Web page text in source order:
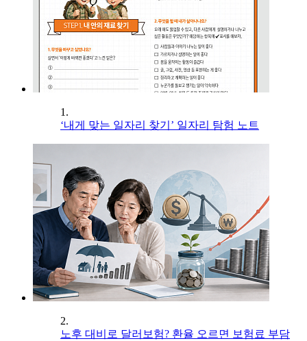
1.
‘내게 맞는 일자리 찾기’ 일자리 탐험 노트
2.
노후 대비로 달러보험? 환율 오르면 보험료 부담